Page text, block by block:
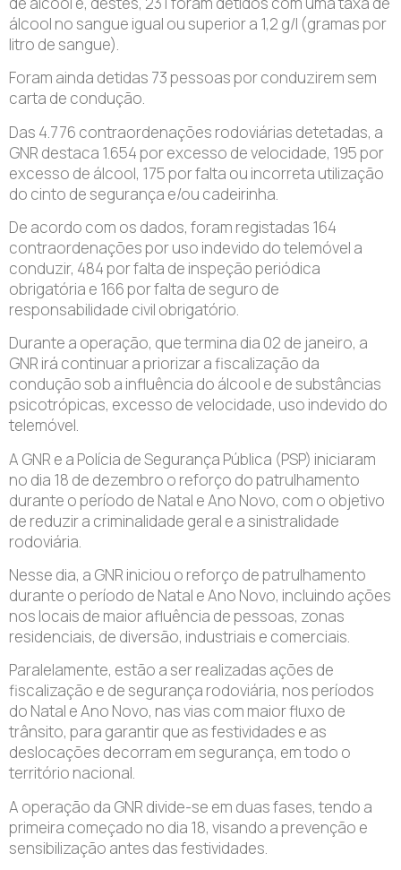
álcool no sangue igual ou superior a 1,2 g/l (gramas por
litro de sangue).
Foram ainda detidas 73 pessoas por conduzirem sem
carta de condução.
Das 4.776 contraordenações rodoviárias detetadas, a
GNR destaca 1.654 por excesso de velocidade, 195 por
excesso de álcool, 175 por falta ou incorreta utilização
do cinto de segurança e/ou cadeirinha.
De acordo com os dados, foram registadas 164
contraordenações por uso indevido do telemóvel a
conduzir, 484 por falta de inspeção periódica
obrigatória e 166 por falta de seguro de
responsabilidade civil obrigatório.
Durante a operação, que termina dia 02 de janeiro, a
GNR irá continuar a priorizar a fiscalização da
condução sob a influência do álcool e de substâncias
psicotrópicas, excesso de velocidade, uso indevido do
telemóvel.
A GNR e a Polícia de Segurança Pública (PSP) iniciaram
no dia 18 de dezembro o reforço do patrulhamento
durante o período de Natal e Ano Novo, com o objetivo
de reduzir a criminalidade geral e a sinistralidade
rodoviária.
Nesse dia, a GNR iniciou o reforço de patrulhamento
durante o período de Natal e Ano Novo, incluindo ações
nos locais de maior afluência de pessoas, zonas
residenciais, de diversão, industriais e comerciais.
Paralelamente, estão a ser realizadas ações de
fiscalização e de segurança rodoviária, nos períodos
do Natal e Ano Novo, nas vias com maior fluxo de
trânsito, para garantir que as festividades e as
deslocações decorram em segurança, em todo o
território nacional.
A operação da GNR divide-se em duas fases, tendo a
primeira começado no dia 18, visando a prevenção e
sensibilização antes das festividades.